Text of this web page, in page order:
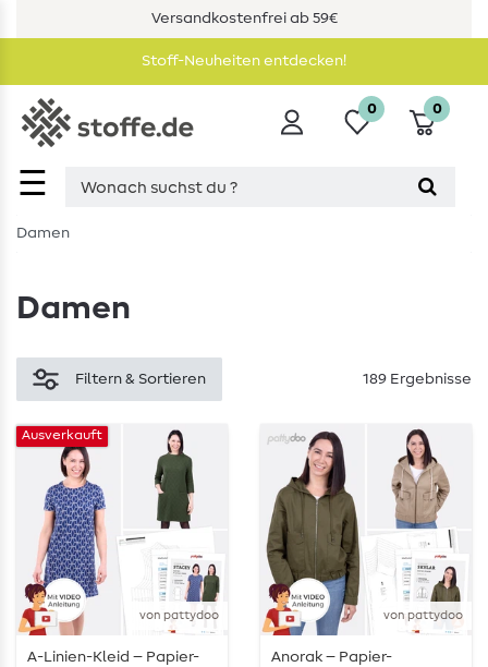
Versandkostenfrei ab 59€
Stoff-Neuheiten entdecken!
☰
0 0
Damen
Damen
Filtern & Sortieren 189 Ergebnisse
von pattydoo
Ausverkauft
A-Linien-Kleid – Papier-
von pattydoo
Anorak – Papier-